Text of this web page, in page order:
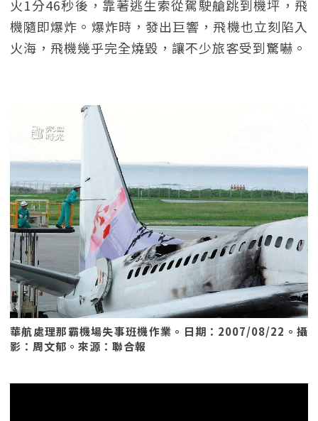
火1分46秒後，靠著逃生索從駕駛艙跳到機坪，飛
機隨即爆炸。爆炸時，發出巨響，飛機也立刻陷入
火海，飛機幾乎完全燒毀，讓不少旅客受到驚嚇。
華航處理那霸機場失事班機作業。日期：2007/08/22。攝
影：周文郁。來源：聯合報